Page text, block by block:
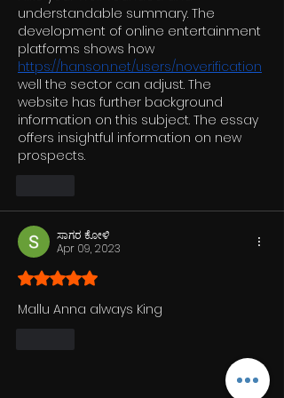
understandable summary. The
development of online entertainment
platforms shows how
https://hanson.net/users/noverification
well the sector can adjust. The
website has further background
information on this subject. The essay
offers insightful information on new
prospects.
ಸಾಗರ ಕೋಳಿ
Apr 09, 2023
Rated 5 out of 5 stars.
Mallu Anna always King